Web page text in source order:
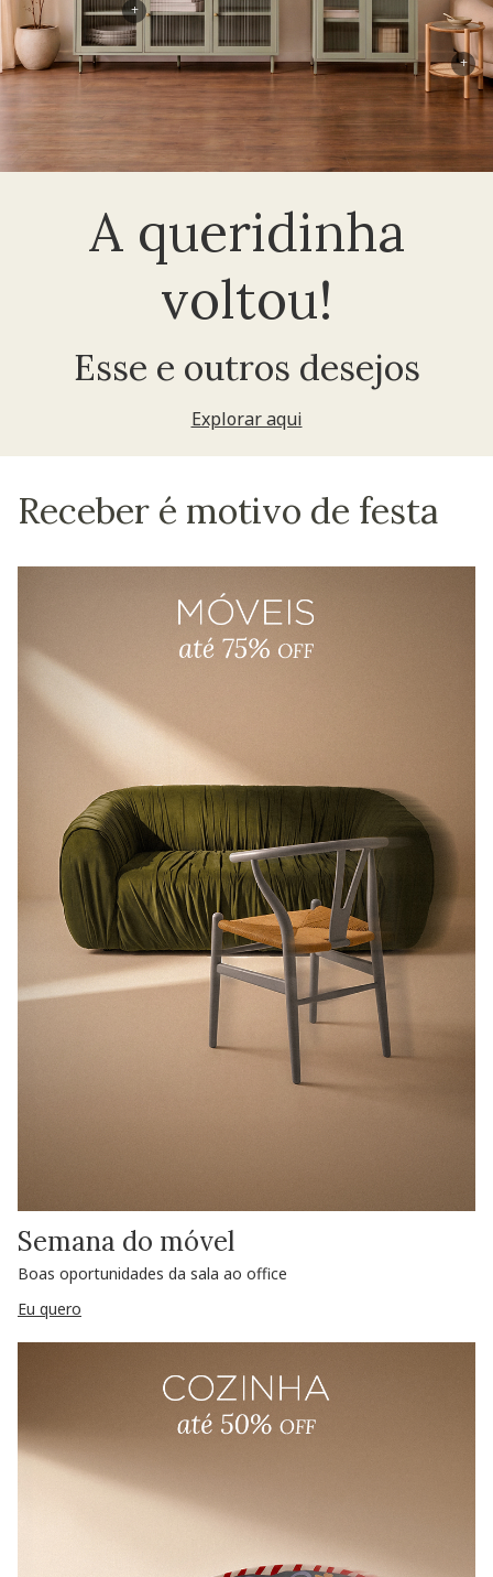
A queridinha
voltou!
Esse e outros desejos
Explorar aqui
+
+
Receber é motivo de festa
Semana do móvel
Boas oportunidades da sala ao office
Eu quero